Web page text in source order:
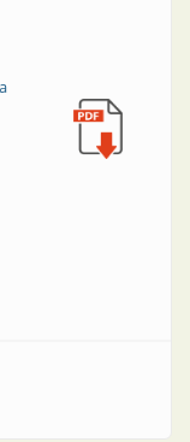
Maximizando la